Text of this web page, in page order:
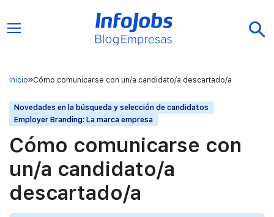
Inicio Cómo comunicarse con un/a candidato/a descartado/a
Novedades en la búsqueda y selección de candidatos
Employer Branding: La marca empresa
Cómo comunicarse con
un/a candidato/a
descartado/a